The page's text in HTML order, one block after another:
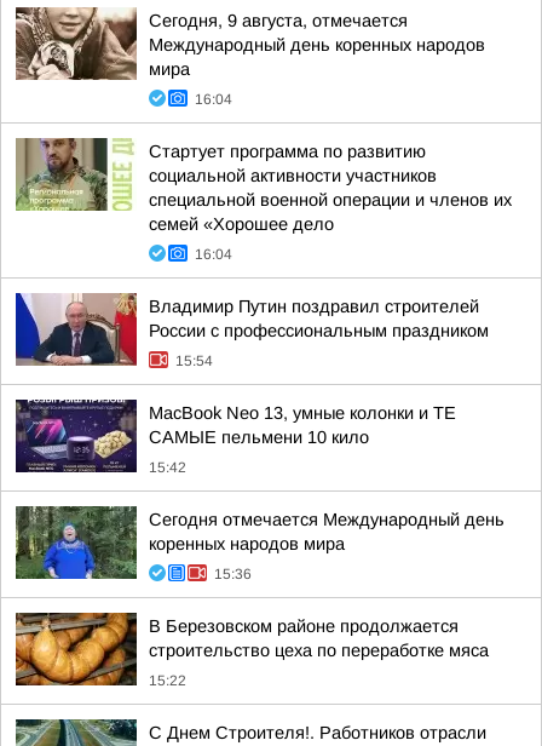
Сегодня, 9 августа, отмечается
Международный день коренных народов
мира
16:04
Стартует программа по развитию
социальной активности участников
специальной военной операции и членов их
семей «Хорошее дело
16:04
Владимир Путин поздравил строителей
России с профессиональным праздником
15:54
MacBook Neo 13, умные колонки и ТЕ
САМЫЕ пельмени 10 кило
15:42
Сегодня отмечается Международный день
коренных народов мира
15:36
В Березовском районе продолжается
строительство цеха по переработке мяса
15:22
С Днем Строителя!. Работников отрасли